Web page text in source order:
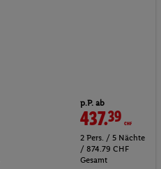
p.P. ab
437.39CHF
2 Pers. / 5 Nächte
/ 874.79 CHF
Gesamt